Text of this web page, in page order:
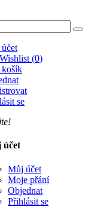
(0)
se
účet
Můj účet
Moje přání
Objednat
Přihlásit se